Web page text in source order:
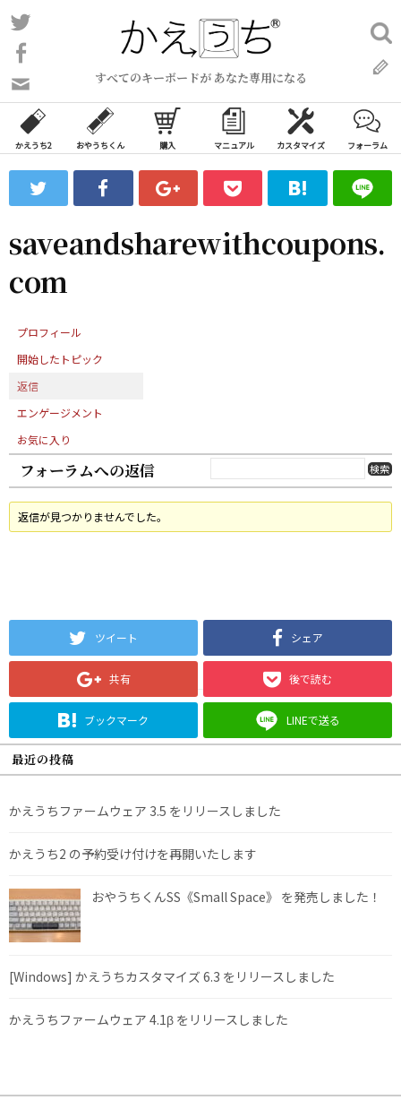
コ
ン
ン
ツ
ス
ッ
すべてのキーボードが あなた専用になる
い
合
わ
フ
ォ
ム
検
索:
かえうち2 おやうちくん 購入 マニュアル カスタマイズ フォーラム
saveandsharewithcoupons.
com
プロフィール
開始したトピック
返信
エンゲージメント
お気に入り
フォーラムへの返信
返信が見つかりませんでした。
ツイート シェア
共有 後で読む
ブックマーク LINEで送る
最近の投稿
かえうちファームウェア 3.5 をリリースしました
かえうち2 の予約受け付けを再開いたします
おやうちくんSS《Small Space》 を発売しました！
[Windows] かえうちカスタマイズ 6.3 をリリースしました
かえうちファームウェア 4.1β をリリースしました